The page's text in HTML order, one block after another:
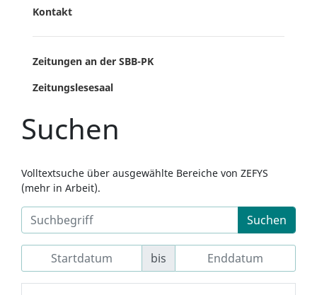
Kontakt
Zeitungen an der SBB-PK
Zeitungslesesaal
Suchen
Volltextsuche über ausgewählte Bereiche von ZEFYS
(mehr in Arbeit).
Suchen
bis